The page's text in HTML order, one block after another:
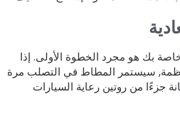
بك هو مجرد الخطوة الأولى. إذا
سيستمر المطاط في التصلب مرة
من روتين رعاية السيارات